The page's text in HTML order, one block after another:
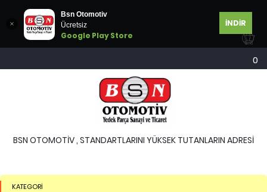
Bsn Otomotiv
Ücretsiz
Google Play Store
İNDİR
0
BSN OTOMOTİV , STANDARTLARINI YÜKSEK TUTANLARIN ADRESİ
KATEGORİ